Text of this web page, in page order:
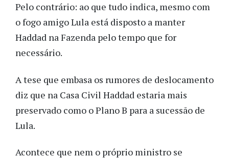
Pelo contrário: ao que tudo indica, mesmo com
o fogo amigo Lula está disposto a manter
Haddad na Fazenda pelo tempo que for
necessário.
A tese que embasa os rumores de deslocamento
diz que na Casa Civil Haddad estaria mais
preservado como o Plano B para a sucessão de
Lula.
Acontece que nem o próprio ministro se